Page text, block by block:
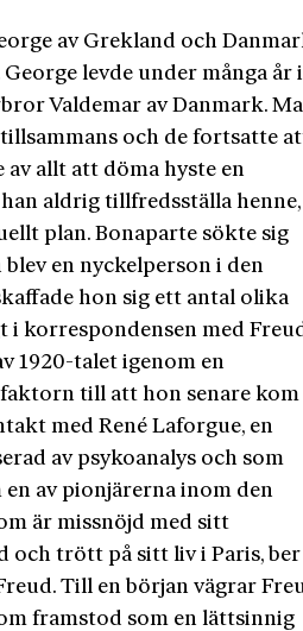
av Grekland och
levde under många år i
Valdemar av Danmark.
och de fortsatte
av allt att döma hyste en
aldrig tillfredsställa henne,
plan. Bonaparte sökte sig
en nyckelperson i den
hon sig ett antal olika
i korrespondensen med
1920-talet igenom en
till att hon senare
med René Laforgue, en
av psykoanalys och som
en av pionjärerna inom den
är missnöjd med sitt
och trött på sitt liv i Paris, ber
Till en början vägrar
framstod som en lättsinnig